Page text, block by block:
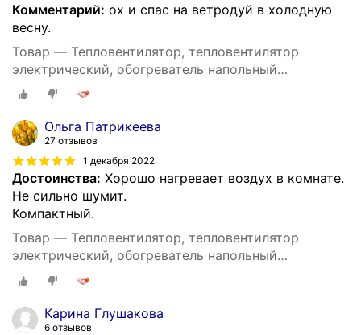
Комментарий: ох и спас на ветродуй в холодную
весну.
Товар — Тепловентилятор, тепловентилятор
электрический, обогреватель напольный
настольный, 2000 Вт, для дома, регулировка
температуры
Ольга Патрикеева
27 отзывов
1 декабря 2022
Достоинства: Хорошо нагревает воздух в комнате.
Не сильно шумит.
Компактный.
Товар — Тепловентилятор, тепловентилятор
электрический, обогреватель напольный
настольный, 2000 Вт, для дома, регулировка
температуры
Карина Глушакова
6 отзывов